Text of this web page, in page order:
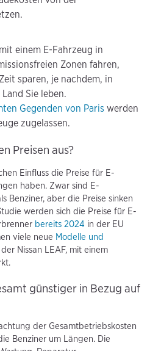
einem E-Fahrzeug in
Zonen fahren,
sparen, je nachdem, in
Sie leben.
Gegenden von Paris werden
zugelassen.
Preisen aus?
Einfluss die Preise für E-
haben. Zwar sind E-
Benziner, aber die Preise sinken
werden sich die Preise für E-
bereits 2024 in der EU
viele neue Modelle und
Nissan LEAF, mit einem
günstiger in Bezug auf
der Gesamtbetriebskosten
Benziner um Längen. Die